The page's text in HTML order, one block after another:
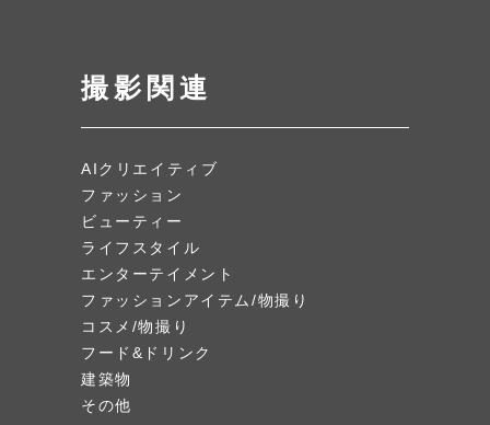
撮影関連
AIクリエイティブ
ファッション
ビューティー
ライフスタイル
エンターテイメント
ファッションアイテム/物撮り
コスメ/物撮り
フード&ドリンク
建築物
その他